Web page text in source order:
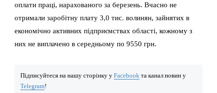
оплати праці, нарахованого за березень. Вчасно не
отримали заробітну плату 3,0 тис. волинян, зайнятих в
економічно активних підприємствах області, кожному з
них не виплачено в середньому по 9550 грн.
Підписуйтеся на нашу сторінку у Facebook та канал новин у
Telegram!